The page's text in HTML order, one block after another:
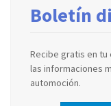
Boletín
Recibe gratis en tu
las informaciones
automoción.